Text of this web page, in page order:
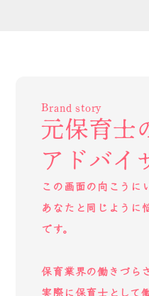
Brand story
元保育士
アドバイ
この画面の向こうに
あなたと同じように
です。
保育業界の働きづら
実際に保育士として